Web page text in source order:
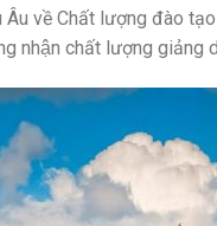
Âu về Chất lượng đào
nhận chất lượng giảng